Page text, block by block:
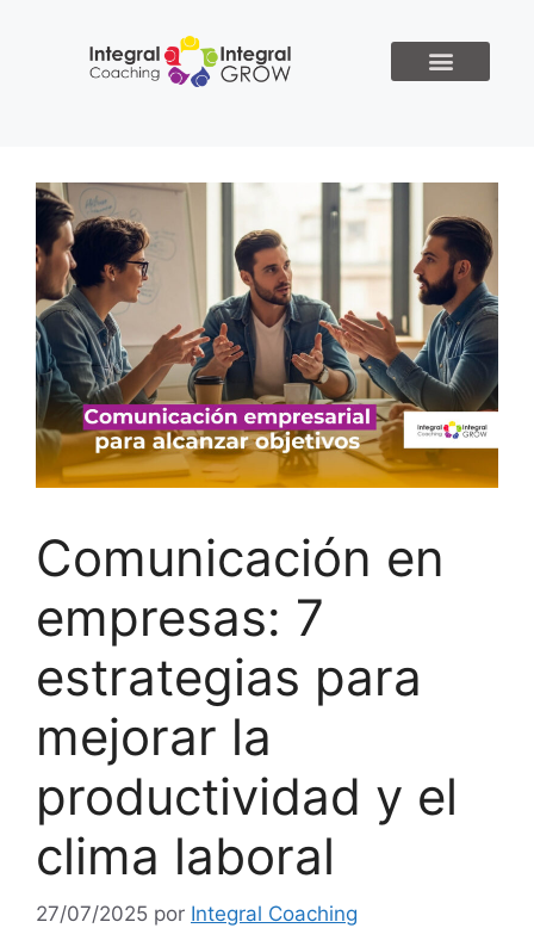
Comunicación en
empresas: 7
estrategias para
mejorar la
productividad y el
clima laboral
27/07/2025 por Integral Coaching